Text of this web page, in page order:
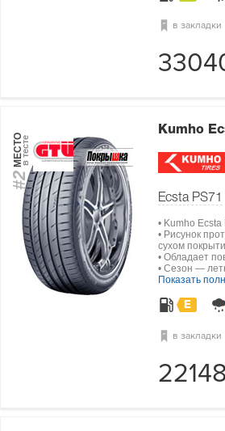
в закладки
#2
МЕСТОв тесте
Kumho
Ecsta PS71
• Kumho
• Рисунок
сухом
• Обладает
• Сезон —
Показать
E
в закладки
22148